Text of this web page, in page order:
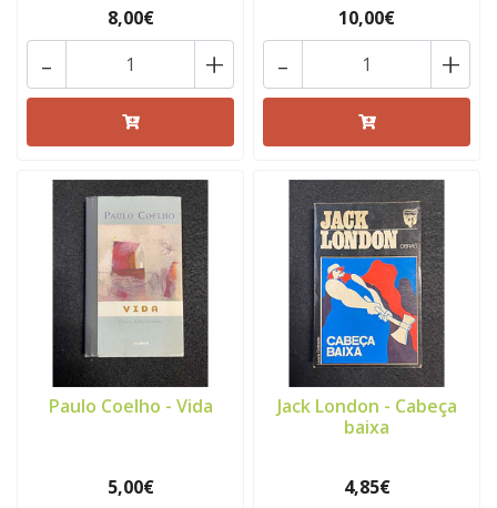
8,00€
+
-
10,00€
+
-
Paulo Coelho - Vida
5,00€
Jack London - Cabeça
baixa
4,85€